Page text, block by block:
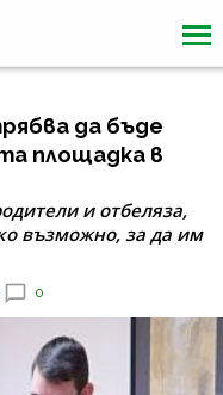
да бъде
площадка в
и отбеляза,
възможно, за да им
0